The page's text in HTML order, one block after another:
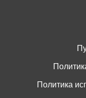
Политика